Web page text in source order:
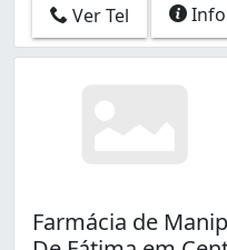
Ver Tel Info
Farmácia de